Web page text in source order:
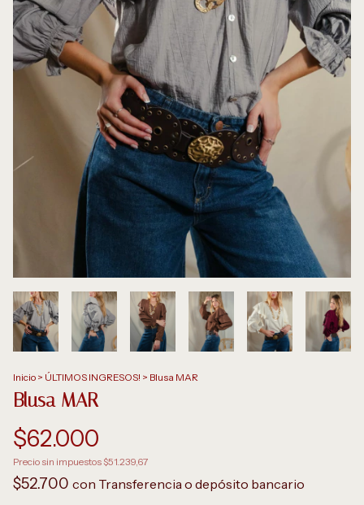
Inicio > ÚLTIMOS INGRESOS! > Blusa MAR
Blusa MAR
$62.000
Precio sin impuestos $51.239,67
$52.700 con Transferencia o depósito bancario